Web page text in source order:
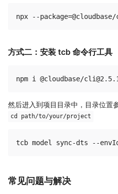
方式二：安装 tcb 命令行工具
然后进入到项目目录中，目录位置
cd path/to/your/project
常见问题与解决